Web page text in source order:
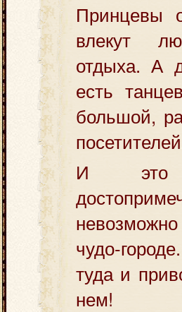
Принцевы
влекут
отдыха. А
есть
большой,
И это
чудо-
туда и
нем!